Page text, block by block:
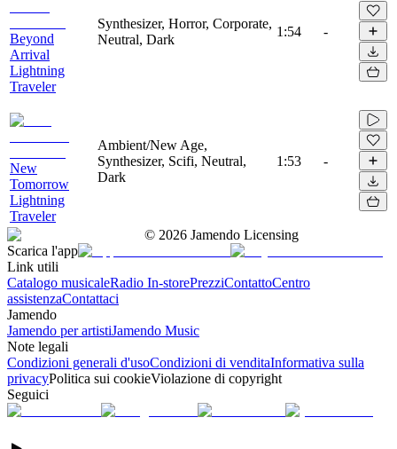
Beyond
Arrival
Lightning
Traveler
Synthesizer, Horror, Corporate,
Neutral, Dark
1:54 -
New
Tomorrow
Lightning
Traveler
Ambient/New Age,
Synthesizer, Scifi, Neutral,
Dark
1:53 -
© 2026 Jamendo Licensing
Scarica l'app
Link utili
Catalogo musicaleRadio In-storePrezziContattoCentro
assistenzaContattaci
Jamendo
Jamendo per artistiJamendo Music
Note legali
Condizioni generali d'usoCondizioni di venditaInformativa sulla
privacyPolitica sui cookieViolazione di copyright
Seguici